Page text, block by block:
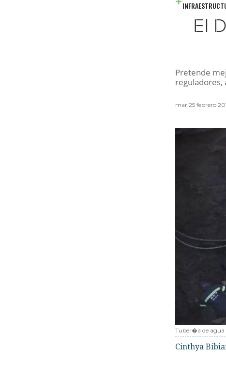
El
Pretende
reguladores,
mar 25 febrero
Tuber�a de agua
Cinthya